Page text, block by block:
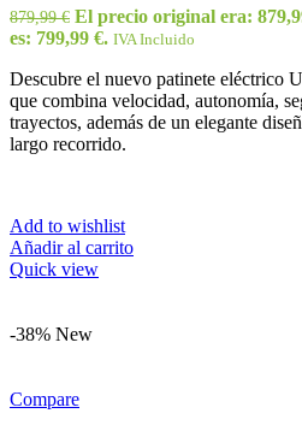
879,99€ El precio original era:
es: 799,99 €. IVA Incluido
Descubre el nuevo patinete eléctrico
que combina velocidad, autonomía,
trayectos, además de un elegante
largo recorrido.
Add to wishlist
Añadir al carrito
Quick view
-38% New
Compare